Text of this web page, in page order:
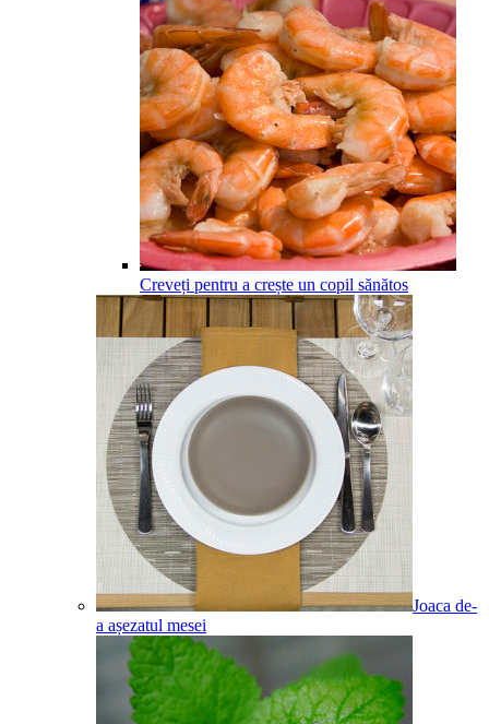
Creveți pentru a crește un copil sănătos
Joaca de-
a așezatul mesei